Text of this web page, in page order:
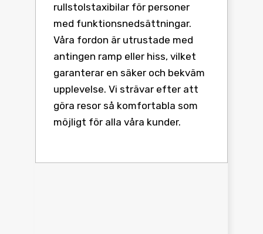
rullstolstaxibilar för personer
med funktionsnedsättningar.
Våra fordon är utrustade med
antingen ramp eller hiss, vilket
garanterar en säker och bekväm
upplevelse. Vi strävar efter att
göra resor så komfortabla som
möjligt för alla våra kunder.